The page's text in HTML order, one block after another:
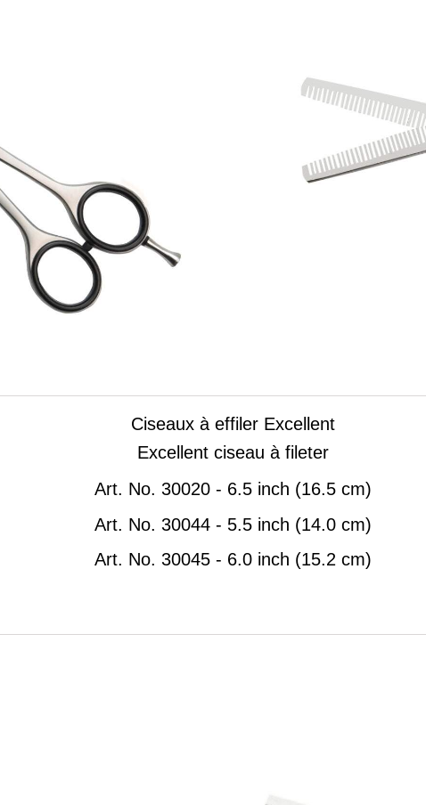
Ciseaux à effiler Excellent
Excellent ciseau à fileter
Art. No. 30020 - 6.5 inch (16.5 cm)
Art. No. 30044 - 5.5 inch (14.0 cm)
Art. No. 30045 - 6.0 inch (15.2 cm)